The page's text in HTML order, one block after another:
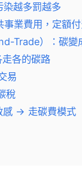
越多罰越多
業費用，定額
Trade）：碳變
各的碳路
易
稅
感 → 走碳費模式